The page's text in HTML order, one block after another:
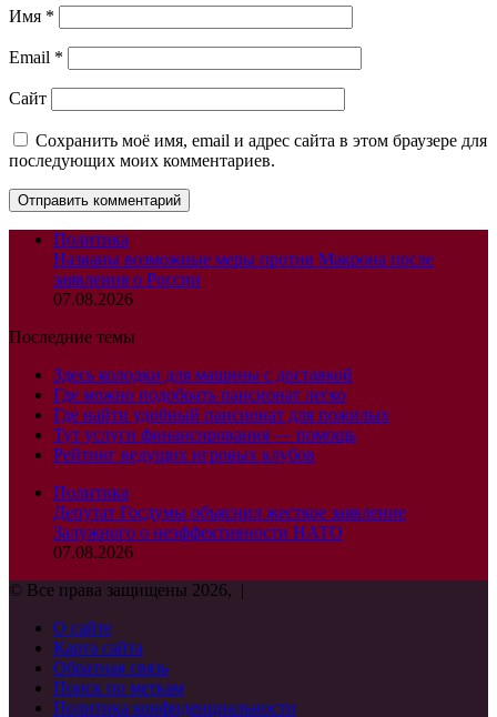
Имя *
Email *
Сайт
Сохранить моё имя, email и адрес сайта в этом браузере для
последующих моих комментариев.
Политика
Названы возможные меры против Макрона после
заявления о России
07.08.2026
Последние темы
Здесь колодки для машины с доставкой
Где можно подобрать пансионат легко
Где найти удобный пансионат для пожилых
Тут услуги финансирования — помощь
Рейтинг ведущих игровых клубов
Политика
Депутат Госдумы объяснил жесткое заявление
Залужного о неэффективности НАТО
07.08.2026
© Все права защищены 2026, |
О сайте
Карта сайта
Обратная связь
Поиск по меткам
Политика конфиденциальности